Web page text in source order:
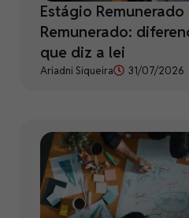
Estágio Remunerado
Remunerado:
que diz a lei
Ariadni Siqueira 31/07/2026